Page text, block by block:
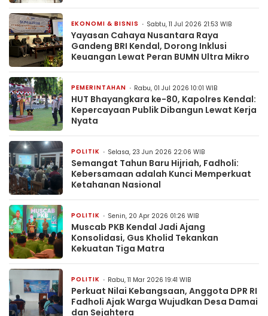
EKONOMI & BISNIS Sabtu, 11 Jul 2026 21:53 WIB
Yayasan Cahaya Nusantara Raya
Gandeng BRI Kendal, Dorong Inklusi
Keuangan Lewat Peran BUMN Ultra Mikro
PEMERINTAHAN Rabu, 01 Jul 2026 10:01 WIB
HUT Bhayangkara ke-80, Kapolres Kendal:
Kepercayaan Publik Dibangun Lewat Kerja
Nyata
POLITIK Selasa, 23 Jun 2026 22:06 WIB
Semangat Tahun Baru Hijriah, Fadholi:
Kebersamaan adalah Kunci Memperkuat
Ketahanan Nasional
POLITIK Senin, 20 Apr 2026 01:26 WIB
Muscab PKB Kendal Jadi Ajang
Konsolidasi, Gus Kholid Tekankan
Kekuatan Tiga Matra
POLITIK Rabu, 11 Mar 2026 19:41 WIB
Perkuat Nilai Kebangsaan, Anggota DPR RI
Fadholi Ajak Warga Wujudkan Desa Damai
dan Sejahtera